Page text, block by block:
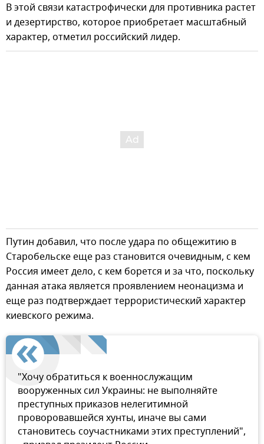
В этой связи катастрофически для противника растет
и дезертирство, которое приобретает масштабный
характер, отметил российский лидер.
Путин добавил, что после удара по общежитию в
Старобельске еще раз становится очевидным, с кем
Россия имеет дело, с кем борется и за что, поскольку
данная атака является проявлением неонацизма и
еще раз подтверждает террористический характер
киевского режима.
"Хочу обратиться к военнослужащим
вооруженных сил Украины: не выполняйте
преступных приказов нелегитимной
проворовавшейся хунты, иначе вы сами
становитесь соучастниками этих преступлений",